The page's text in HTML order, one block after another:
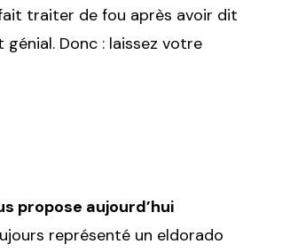
traiter de fou après avoir dit
Donc : laissez votre
propose aujourd’hui
représenté un eldorado